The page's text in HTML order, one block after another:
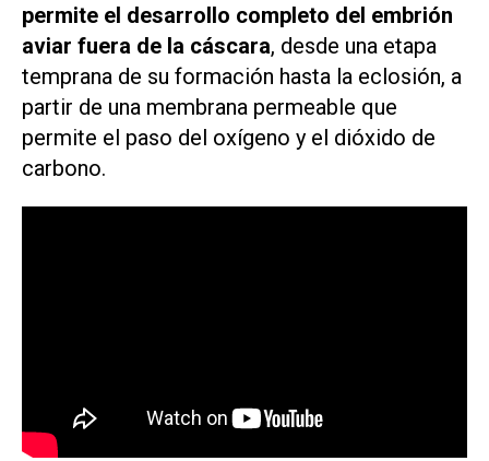
permite el desarrollo completo del embrión
aviar fuera de la cáscara, desde una etapa
temprana de su formación hasta la eclosión, a
partir de una membrana permeable que
permite el paso del oxígeno y el dióxido de
carbono.